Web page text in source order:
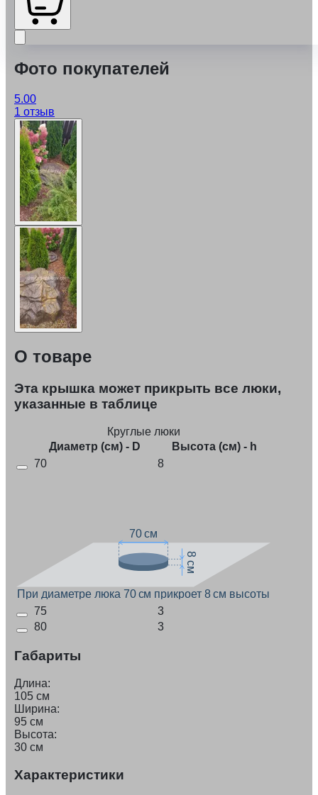
Фото покупателей
5.00
1 отзыв
О товаре
Эта крышка может прикрыть все люки,
указанные в таблице
Круглые люки
Диаметр (см) - D
Высота (см) - h
70
8
70 см
8 см
При диаметре люка 70 см прикроет 8 см высоты
75
3
80
3
Габариты
Длина:
105 см
Ширина:
95 см
Высота:
30 см
Характеристики